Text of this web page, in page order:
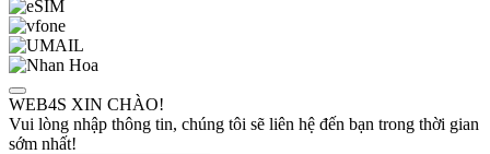
WEB4S XIN CHÀO!
Vui lòng nhập thông tin, chúng tôi sẽ liên hệ đến bạn trong thời gian
sớm nhất!